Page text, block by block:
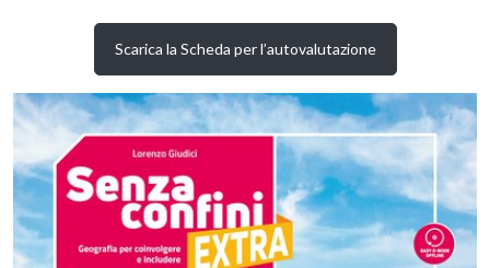
Scarica la Scheda per l’autovalutazione